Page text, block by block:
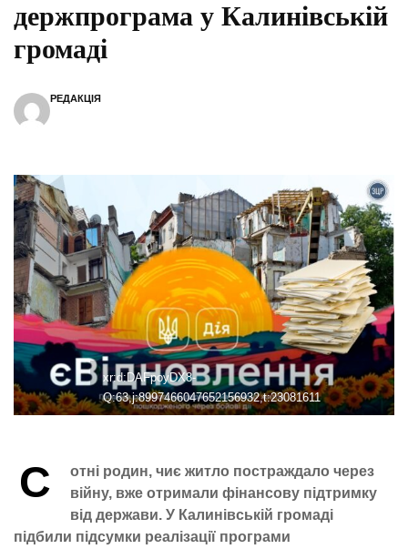
держпрограма у Калинівській
громаді
РЕДАКЦІЯ
xr:d:DAFpoyDX8-
Q:63,j:8997466047652156932,t:23081611
С
отні родин, чиє житло постраждало через
війну, вже отримали фінансову підтримку
від держави. У Калинівській громаді
підбили підсумки реалізації програми